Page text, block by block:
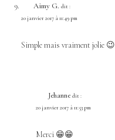
Aimy G. dit :
20 janvier 2017 à 11:49 pm
Simple mais vraiment jolie 😉
Jehanne dit :
20 janvier 2017 à 11:53 pm
Merci 😁😁